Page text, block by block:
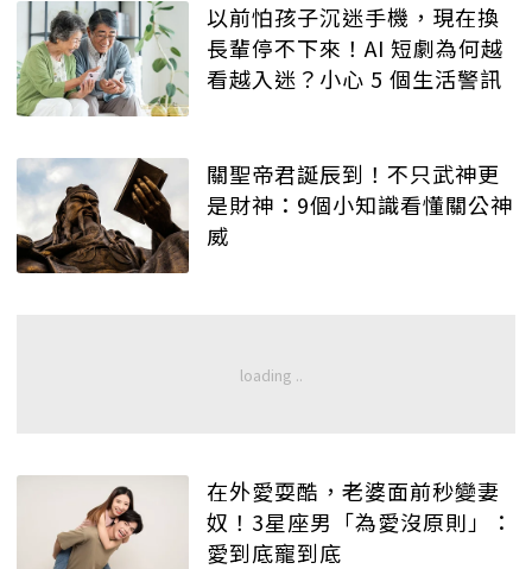
以前怕孩子沉迷手機，現在換
長輩停不下來！AI 短劇為何越
看越入迷？小心 5 個生活警訊
關聖帝君誕辰到！不只武神更
是財神：9個小知識看懂關公神
威
在外愛耍酷，老婆面前秒變妻
奴！3星座男「為愛沒原則」：
愛到底寵到底